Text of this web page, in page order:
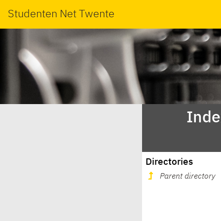
Studenten Net Twente
Directories
Parent directory